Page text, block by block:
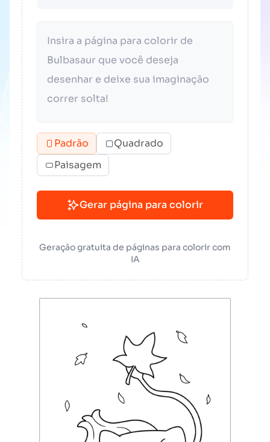
Padrão
Quadrado
Paisagem
Gerar página para colorir
Geração gratuita de páginas para colorir com
IA